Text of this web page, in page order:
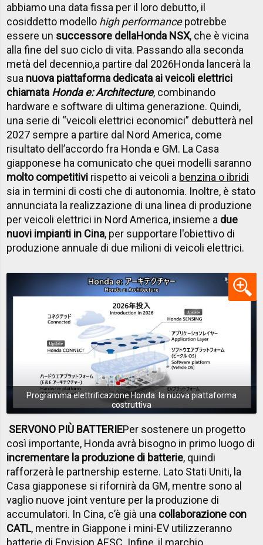
abbiamo una data fissa per il loro debutto, il
cosiddetto modello high performancepotrebbe
essere un successore dellaHonda NSX, che è vicina
alla fine del suo ciclo di vita. Passando alla seconda
metà del decennio,a partire dal 2026Honda lancerà la
sua nuova piattaforma dedicata ai veicoli elettrici
chiamata Honda e: Architecture, combinando
hardware e software di ultima generazione. Quindi,
una serie di “veicoli elettrici economici” debutterà nel
2027 sempre a partire dal Nord America, come
risultato dell’accordo fra Honda e GM. La Casa
giapponese ha comunicato che quei modelli saranno
molto competitivi rispetto ai veicoli a benzina o ibridi
sia in termini di costi che di autonomia. Inoltre, è stato
annunciata la realizzazione di una linea di produzione
per veicoli elettrici in Nord America, insieme a due
nuovi impianti in Cina, per supportare l'obiettivo di
produzione annuale di due milioni di veicoli elettrici.
Programma elettrificazione Honda: la nuova piattaforma
costruttiva
SERVONO PIÙ BATTERIEPer sostenere un progetto
così importante, Honda avrà bisogno in primo luogo di
incrementare la produzione di batterie, quindi
rafforzerà le partnership esterne. Lato Stati Uniti, la
Casa giapponese si rifornirà da GM, mentre sono al
vaglio nuove joint venture per la produzione di
accumulatori. In Cina, c’è già una collaborazione con
CATL, mentre in Giappone i mini-EV utilizzeranno
batterie di Envision AESC. Infine, il marchio